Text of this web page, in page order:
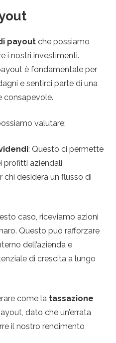
payout che possiamo
i nostri investimenti.
è fondamentale per
e sentirci parte di una
consapevole.
valutare:
: Questo ci permette
profitti aziendali
chi desidera un flusso di
caso, riceviamo azioni
Questo può rafforzare
dell’azienda e
di crescita a lungo
come la tassazione
dato che un’errata
il nostro rendimento